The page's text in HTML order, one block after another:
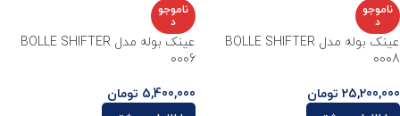
ناموجو
د
عینک بوله مدل BOLLE SHIFTER
0008
25,200,000 تومان
ناموجو
د
عینک بوله مدل BOLLE SHIFTER
0006
5,400,000 تومان